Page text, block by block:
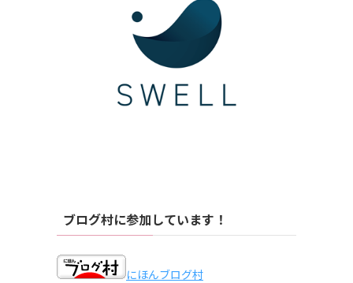
ブログ村に参加しています！
にほんブログ村